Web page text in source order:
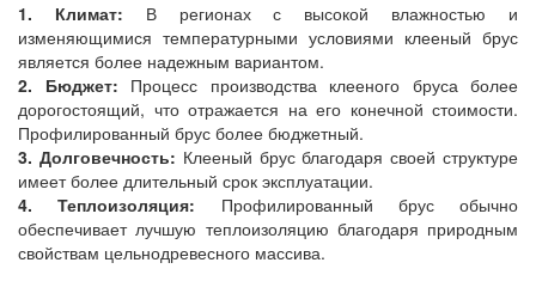
1. Климат: В регионах с высокой влажностью и
изменяющимися температурными условиями клееный брус
является более надежным вариантом.
2. Бюджет: Процесс производства клееного бруса более
дорогостоящий, что отражается на его конечной стоимости.
Профилированный брус более бюджетный.
3. Долговечность: Клееный брус благодаря своей структуре
имеет более длительный срок эксплуатации.
4. Теплоизоляция: Профилированный брус обычно
обеспечивает лучшую теплоизоляцию благодаря природным
свойствам цельнодревесного массива.